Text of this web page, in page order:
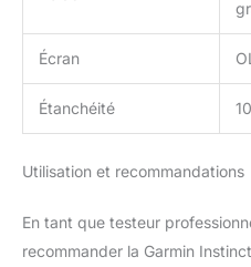
Écran
Étanchéité
Utilisation et recommandations
En tant que testeur
recommander la Garmin